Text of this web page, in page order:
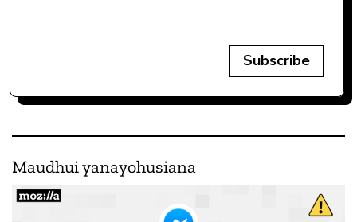
Subscribe
Maudhui yanayohusiana